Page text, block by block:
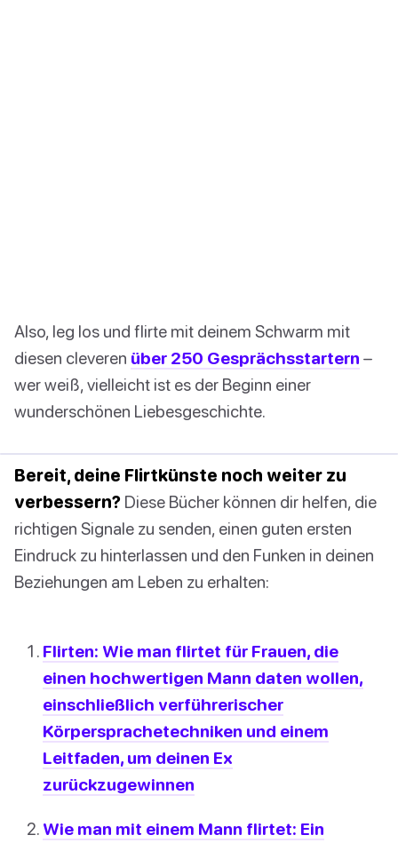
Also, leg los und flirte mit deinem Schwarm mit
diesen cleveren über 250 Gesprächsstartern –
wer weiß, vielleicht ist es der Beginn einer
wunderschönen Liebesgeschichte.
Bereit, deine Flirtkünste noch weiter zu
verbessern? Diese Bücher können dir helfen, die
richtigen Signale zu senden, einen guten ersten
Eindruck zu hinterlassen und den Funken in deinen
Beziehungen am Leben zu erhalten:
Flirten: Wie man flirtet für Frauen, die
einen hochwertigen Mann daten wollen,
einschließlich verführerischer
Körpersprachetechniken und einem
Leitfaden, um deinen Ex
zurückzugewinnen
Wie man mit einem Mann flirtet: Ein